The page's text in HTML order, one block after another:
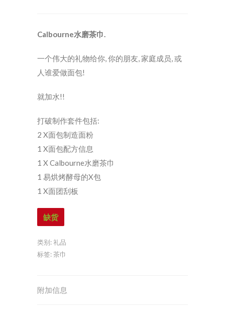
Calbourne水磨茶巾.
一个伟大的礼物给你, 你的朋友, 家庭成员, 或
人谁爱做面包!
就加水!!
打破制作套件包括:
2 X面包制造面粉
1 X面包配方信息
1 X Calbourne水磨茶巾
1 易烘烤酵母的X包
1 X面团刮板
缺货
类别:礼品
标签:茶巾
附加信息